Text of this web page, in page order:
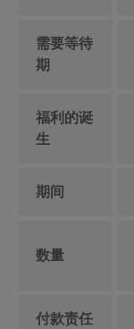
需要等待
期
福利的诞
生
期间
数量
付款责任